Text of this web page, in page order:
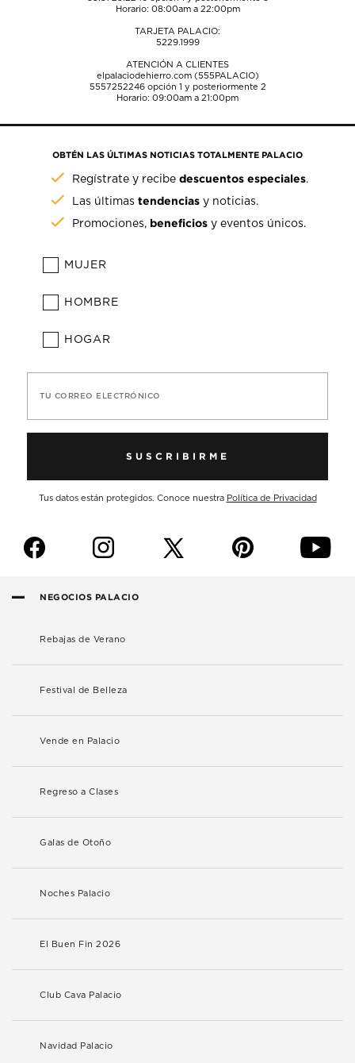
Horario: 08:00am a 22:00pm
TARJETA PALACIO:
5229.1999
ATENCIÓN A CLIENTES
elpalaciodehierro.com (555PALACIO)
5557252246opción 1 y posteriormente 2
Horario: 09:00am a 21:00pm
OBTÉN LAS ÚLTIMAS NOTICIAS TOTALMENTE PALACIO
Regístrate y recibedescuentos especiales.
Las últimastendencias y noticias.
Promociones, beneficios y eventos únicos.
MUJER
HOMBRE
HOGAR
TU CORREO ELECTRÓNICO
SUSCRIBIRME
Tus datos están protegidos. Conoce nuestra Política de Privacidad
f i p y
NEGOCIOS PALACIO
Rebajas de Verano
Festival de Belleza
Vende en Palacio
Regreso a Clases
Galas de Otoño
Noches Palacio
El Buen Fin 2026
Club Cava Palacio
Navidad Palacio